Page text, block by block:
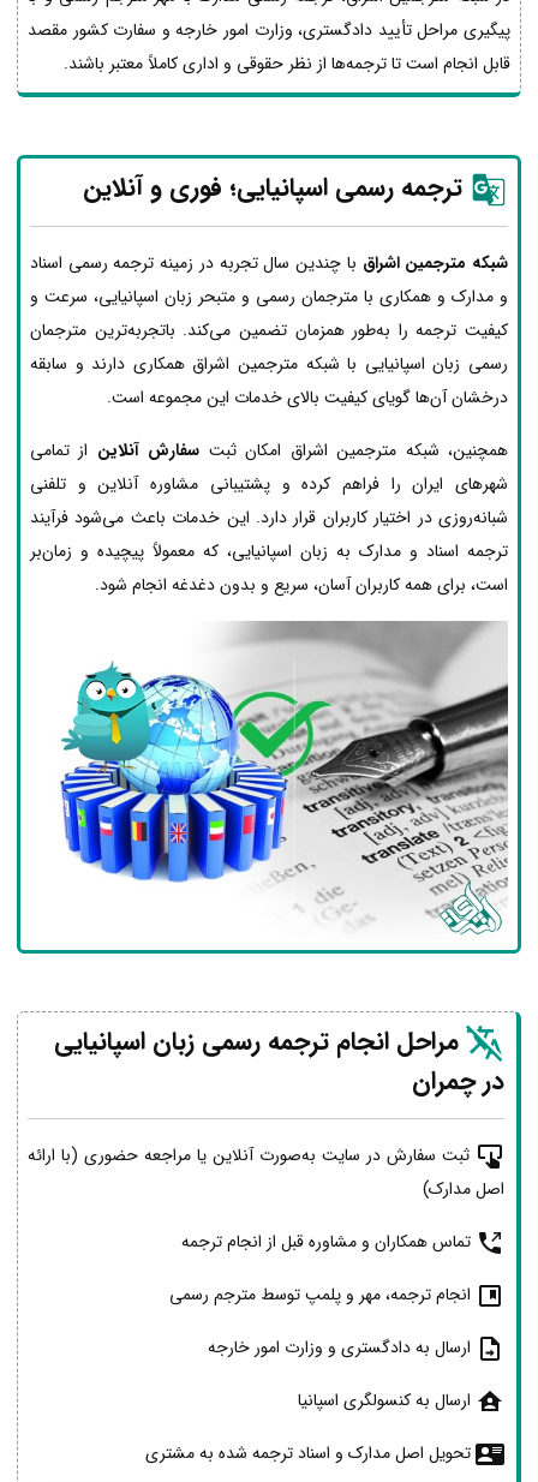
پیگیری مراحل تأیید دادگستری، وزارت امور خارجه و سفارت کشور مقصد
قابل انجام است تا ترجمه‌ها از نظر حقوقی و اداری کاملاً معتبر باشند.
ترجمه رسمی اسپانیایی؛ فوری و آنلاین
شبکه مترجمین اشراق با چندین سال تجربه در زمینه ترجمه رسمی اسناد
و مدارک و همکاری با مترجمان رسمی و متبحر زبان اسپانیایی، سرعت و
کیفیت ترجمه را به‌طور همزمان تضمین می‌کند. باتجربه‌ترین مترجمان
رسمی زبان اسپانیایی با شبکه مترجمین اشراق همکاری دارند و سابقه
درخشان آن‌ها گویای کیفیت بالای خدمات این مجموعه است.
همچنین، شبکه مترجمین اشراق امکان ثبت سفارش آنلاین از تمامی
شهرهای ایران را فراهم کرده و پشتیبانی مشاوره آنلاین و تلفنی
شبانه‌روزی در اختیار کاربران قرار دارد. این خدمات باعث می‌شود فرآیند
ترجمه اسناد و مدارک به زبان اسپانیایی، که معمولاً پیچیده و زمان‌بر
است، برای همه کاربران آسان، سریع و بدون دغدغه انجام شود.
مراحل انجام ترجمه رسمی زبان اسپانیایی
در چمران
ثبت سفارش در سایت به‌صورت آنلاین یا مراجعه حضوری (با ارائه
اصل مدارک)
تماس همکاران و مشاوره قبل از انجام ترجمه
انجام ترجمه، مهر و پلمپ توسط مترجم رسمی
ارسال به دادگستری و وزارت امور خارجه
ارسال به کنسولگری اسپانیا
تحویل اصل مدارک و اسناد ترجمه شده به مشتری